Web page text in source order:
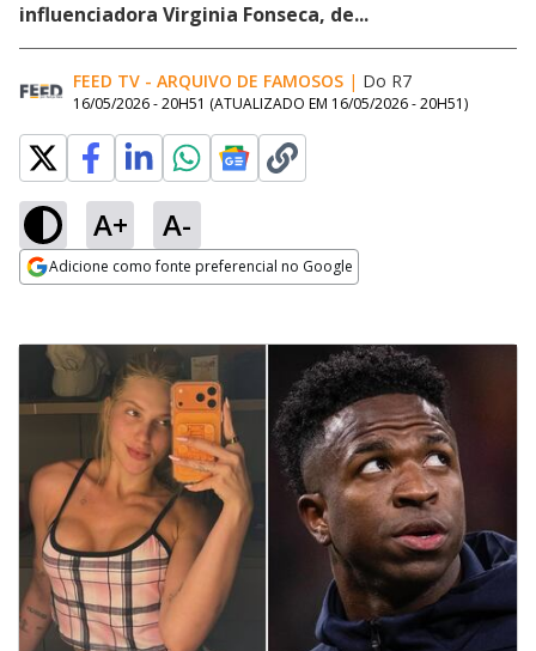
influenciadora Virginia Fonseca, de...
FEED TV - ARQUIVO DE FAMOSOS | Do R7
16/05/2026 - 20H51 (ATUALIZADO EM 16/05/2026 - 20H51)
A+ A-
Adicione como fonte preferencial no Google